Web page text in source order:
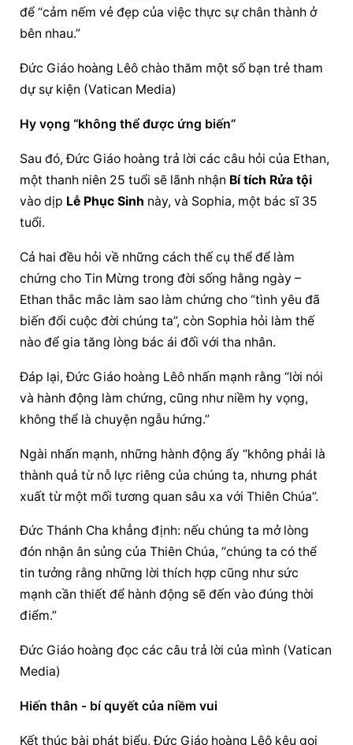
để “cảm nếm vẻ đẹp của việc thực sự chân thành ở
bên nhau.”
Đức Giáo hoàng Lêô chào thăm một số bạn trẻ tham
dự sự kiện (Vatican Media)
Hy vọng “không thể được ứng biến”
Sau đó, Đức Giáo hoàng trả lời các câu hỏi của Ethan,
một thanh niên 25 tuổi sẽ lãnh nhận Bí tích Rửa tội
vào dịp Lễ Phục Sinh này, và Sophia, một bác sĩ 35
tuổi.
Cả hai đều hỏi về những cách thế cụ thể để làm
chứng cho Tin Mừng trong đời sống hằng ngày –
Ethan thắc mắc làm sao làm chứng cho “tình yêu đã
biến đổi cuộc đời chúng ta”, còn Sophia hỏi làm thế
nào để gia tăng lòng bác ái đối với tha nhân.
Đáp lại, Đức Giáo hoàng Lêô nhấn mạnh rằng “lời nói
và hành động làm chứng, cũng như niềm hy vọng,
không thể là chuyện ngẫu hứng.”
Ngài nhấn mạnh, những hành động ấy “không phải là
thành quả từ nỗ lực riêng của chúng ta, nhưng phát
xuất từ một mối tương quan sâu xa với Thiên Chúa”.
Đức Thánh Cha khẳng định: nếu chúng ta mở lòng
đón nhận ân sủng của Thiên Chúa, “chúng ta có thể
tin tưởng rằng những lời thích hợp cũng như sức
mạnh cần thiết để hành động sẽ đến vào đúng thời
điểm.”
Đức Giáo hoàng đọc các câu trả lời của mình (Vatican
Media)
Hiến thân - bí quyết của niềm vui
Kết thúc bài phát biểu, Đức Giáo hoàng Lêô kêu gọi